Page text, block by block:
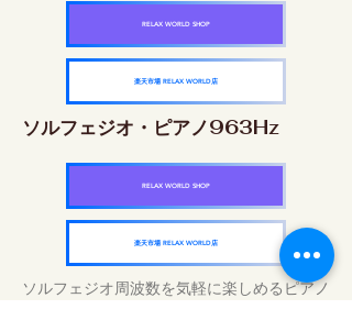
RELAX WORLD SHOP
楽天市場 RELAX WORLD店
ソルフェジオ・ピアノ963Hz
RELAX WORLD SHOP
楽天市場 RELAX WORLD店
ソルフェジオ周波数を気軽に楽しめるピアノ